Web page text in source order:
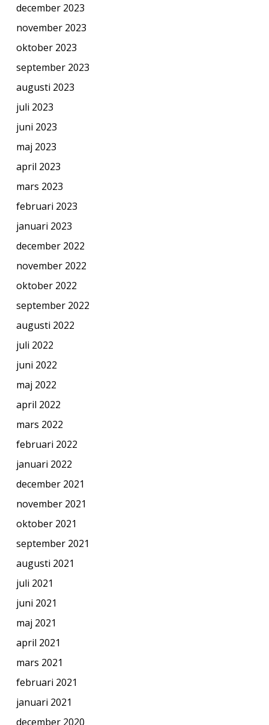
december 2023
november 2023
oktober 2023
september 2023
augusti 2023
juli 2023
juni 2023
maj 2023
april 2023
mars 2023
februari 2023
januari 2023
december 2022
november 2022
oktober 2022
september 2022
augusti 2022
juli 2022
juni 2022
maj 2022
april 2022
mars 2022
februari 2022
januari 2022
december 2021
november 2021
oktober 2021
september 2021
augusti 2021
juli 2021
juni 2021
maj 2021
april 2021
mars 2021
februari 2021
januari 2021
december 2020